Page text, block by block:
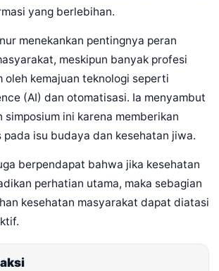
yang berlebihan.
menekankan pentingnya peran
meskipun banyak profesi
oleh kemajuan teknologi seperti
(AI) dan otomatisasi. Ia menyambut
simposium ini karena memberikan
pada isu budaya dan kesehatan jiwa.
berpendapat bahwa jika kesehatan
perhatian utama, maka sebagian
kesehatan masyarakat dapat diatasi